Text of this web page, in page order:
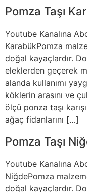
Pomza Taşı
Youtube Kanalına
KarabükPomza
doğal kayaçlardır.
eleklerden geçerek
alanda kullanımı
köklerin arasını ve
ölçü ponza taşı
ağaç fidanlarını […]
Pomza Taşı
Youtube Kanalına
NiğdePomza
doğal kayaçlardır.